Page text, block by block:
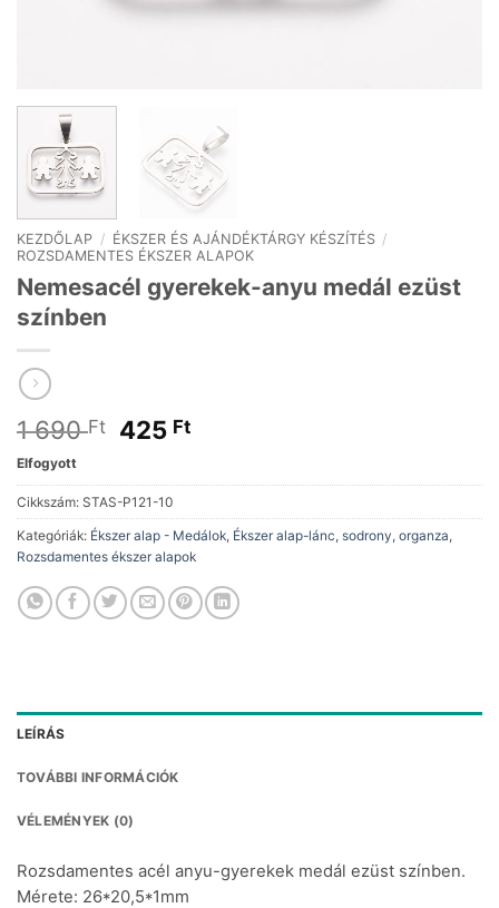
KEZDŐLAP / ÉKSZER ÉS AJÁNDÉKTÁRGY KÉSZÍTÉS /
ROZSDAMENTES ÉKSZER ALAPOK
Nemesacél gyerekek-anyu medál ezüst
színben
1 690Ft
Original
was:
1
690 Ft.
425 FtCurrent
is:
Elfogyott
Cikkszám: STAS-P121-10
Kategóriák: Ékszer alap - Medálok Ékszer alap-lánc, sodrony, organza
Rozsdamentes ékszer alapok
LEÍRÁS
TOVÁBBI INFORMÁCIÓK
VÉLEMÉNYEK (0)
Rozsdamentes acél anyu-gyerekek medál ezüst színben.
Mérete: 26*20,5*1mm